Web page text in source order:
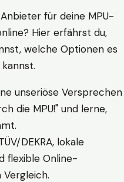
für deine MPU-
Hier erfährst du,
welche Optionen es
unseriöse Versprechen
die MPU!" und lerne,
DEKRA, lokale
flexible Online-